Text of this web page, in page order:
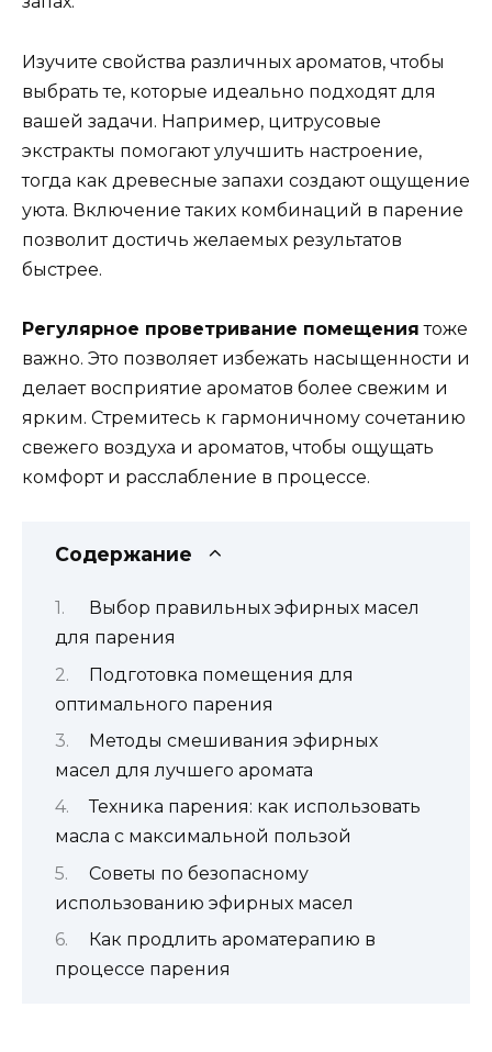
Изучите свойства различных ароматов, чтобы
выбрать те, которые идеально подходят для
вашей задачи. Например, цитрусовые
экстракты помогают улучшить настроение,
тогда как древесные запахи создают ощущение
уюта. Включение таких комбинаций в парение
позволит достичь желаемых результатов
быстрее.
Регулярное проветривание помещения тоже
важно. Это позволяет избежать насыщенности и
делает восприятие ароматов более свежим и
ярким. Стремитесь к гармоничному сочетанию
свежего воздуха и ароматов, чтобы ощущать
комфорт и расслабление в процессе.
Содержание
Выбор правильных эфирных масел
для парения
Подготовка помещения для
оптимального парения
Методы смешивания эфирных
масел для лучшего аромата
Техника парения: как использовать
масла с максимальной пользой
Советы по безопасному
использованию эфирных масел
Как продлить ароматерапию в
процессе парения